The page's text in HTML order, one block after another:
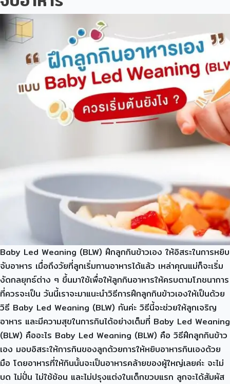
Baby Led Weaning (BLW) ฝึกลูกกินข้าวเอง ให้อิสระในการหยิบ
จับอาหาร เมื่อถึงวัยที่ลูกเริ่มทานอาหารได้แล้ว เหล่าคุณแม่ก็จะเริ่ม
งัดกลยุทธ์ต่าง ๆ ขึ้นมาใช้เพื่อให้ลูกกินอาหารให้ครบตามโภชนาการ
ที่ควรจะเป็น วันนี้เราจะมาแนะนำวิธีการฝึกลูกกินข้าวเองให้เป็นด้วย
วิธี Baby Led Weaning (BLW) กันค่ะ วิธีนี้จะช่วยให้ลูกเจริญ
อาหาร และมีความสุขในการกินได้อย่างเต็มที่ Baby Led Weaning
(BLW) คืออะไร Baby Led Weaning (BLW) คือ วิธีฝึกลูกกินข้าว
เอง มอบอิสระให้การกินของลูกด้วยการให้หยิบอาหารกินเองด้วย
มือ โดยอาหารที่ให้กินนั้นจะเป็นอาหารคล้ายของผู้ใหญ่เลยค่ะ จะไม่
บด ไม่ปั่น ไม่ใช้ช้อน และไม่ปรุงแต่งในเด็กขวบแรก ลูกจะได้สัมผัส